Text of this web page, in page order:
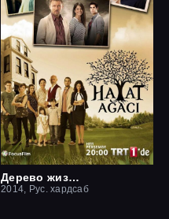
Дерево жизни
2014, Рус. хардсаб